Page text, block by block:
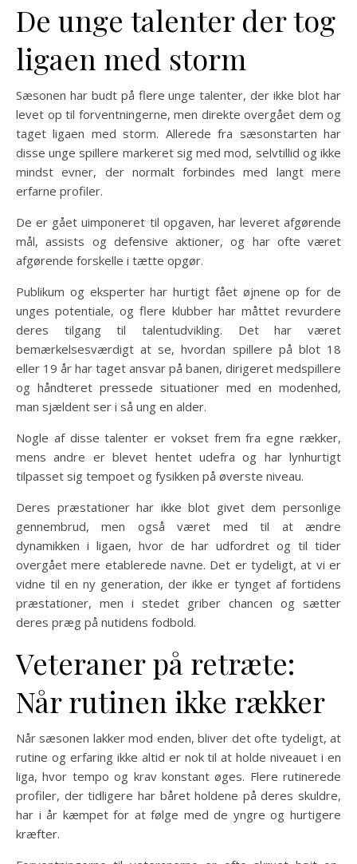
De unge talenter der tog
ligaen med storm
Sæsonen har budt på flere unge talenter, der ikke blot har
levet op til forventningerne, men direkte overgået dem og
taget ligaen med storm. Allerede fra sæsonstarten har
disse unge spillere markeret sig med mod, selvtillid og ikke
mindst evner, der normalt forbindes med langt mere
erfarne profiler.
De er gået uimponeret til opgaven, har leveret afgørende
mål, assists og defensive aktioner, og har ofte været
afgørende forskelle i tætte opgør.
Publikum og eksperter har hurtigt fået øjnene op for de
unges potentiale, og flere klubber har måttet revurdere
deres tilgang til talentudvikling. Det har været
bemærkelsesværdigt at se, hvordan spillere på blot 18
eller 19 år har taget ansvar på banen, dirigeret medspillere
og håndteret pressede situationer med en modenhed,
man sjældent ser i så ung en alder.
Nogle af disse talenter er vokset frem fra egne rækker,
mens andre er blevet hentet udefra og har lynhurtigt
tilpasset sig tempoet og fysikken på øverste niveau.
Deres præstationer har ikke blot givet dem personlige
gennembrud, men også været med til at ændre
dynamikken i ligaen, hvor de har udfordret og til tider
overgået mere etablerede navne. Det er tydeligt, at vi er
vidne til en ny generation, der ikke er tynget af fortidens
præstationer, men i stedet griber chancen og sætter
deres præg på nutidens fodbold.
Veteraner på retræte:
Når rutinen ikke rækker
Når sæsonen lakker mod enden, bliver det ofte tydeligt, at
rutine og erfaring ikke altid er nok til at holde niveauet i en
liga, hvor tempo og krav konstant øges. Flere rutinerede
profiler, der tidligere har båret holdene på deres skuldre,
har i år kæmpet for at følge med de yngre og hurtigere
kræfter.